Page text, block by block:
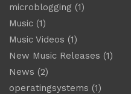
microblogging (1)
Music (1)
Music Videos (1)
New Music Releases (1)
News (2)
operatingsystems (1)